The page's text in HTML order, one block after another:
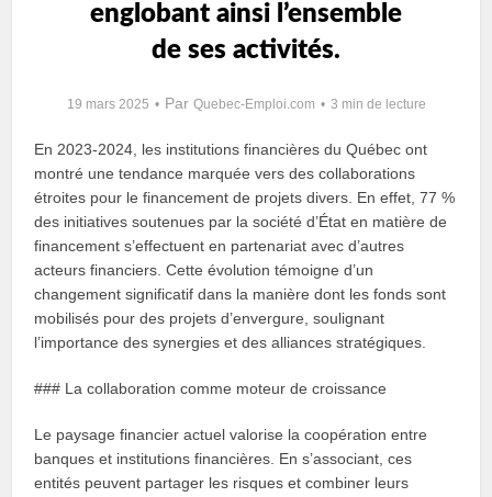
englobant ainsi l’ensemble
de ses activités.
19 mars 2025 Par Quebec-Emploi.com 3 min de lecture
En 2023-2024, les institutions financières du Québec ont
montré une tendance marquée vers des collaborations
étroites pour le financement de projets divers. En effet, 77 %
des initiatives soutenues par la société d’État en matière de
financement s’effectuent en partenariat avec d’autres
acteurs financiers. Cette évolution témoigne d’un
changement significatif dans la manière dont les fonds sont
mobilisés pour des projets d’envergure, soulignant
l’importance des synergies et des alliances stratégiques.
### La collaboration comme moteur de croissance
Le paysage financier actuel valorise la coopération entre
banques et institutions financières. En s’associant, ces
entités peuvent partager les risques et combiner leurs